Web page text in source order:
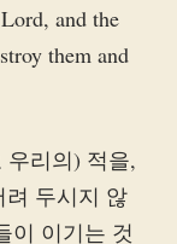
and the
them and
우리의) 적을,
려 두시지 않
이 이기는 것